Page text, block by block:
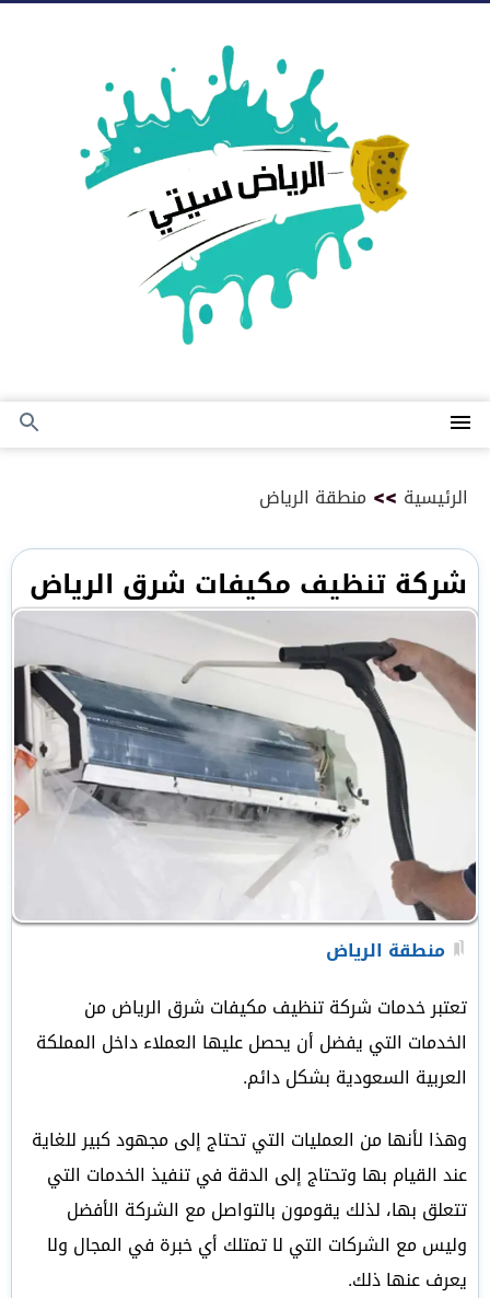
القائمة
بحث
الرئيسية >> منطقة الرياض
شركة تنظيف مكيفات شرق الرياض
منطقة الرياض
تعتبر خدمات شركة تنظيف مكيفات شرق الرياض من
الخدمات التي يفضل أن يحصل عليها العملاء داخل المملكة
العربية السعودية بشكل دائم.
وهذا لأنها من العمليات التي تحتاج إلى مجهود كبير للغاية
عند القيام بها وتحتاج إلى الدقة في تنفيذ الخدمات التي
تتعلق بها، لذلك يقومون بالتواصل مع الشركة الأفضل
وليس مع الشركات التي لا تمتلك أي خبرة في المجال ولا
يعرف عنها ذلك.